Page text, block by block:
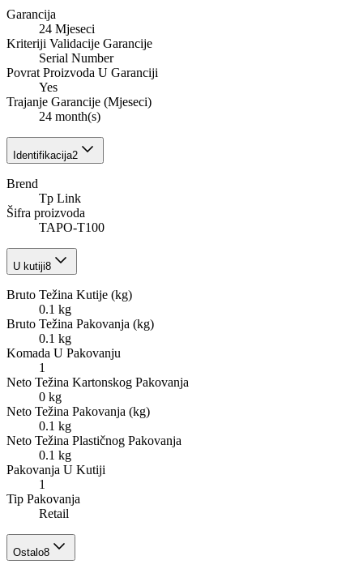
Garancija
24 Mjeseci
Kriteriji Validacije Garancije
Serial Number
Povrat Proizvoda U Garanciji
Yes
Trajanje Garancije (Mjeseci)
24 month(s)
Identifikacija2
Brend
Tp Link
Šifra proizvoda
TAPO-T100
U kutiji8
Bruto Težina Kutije (kg)
0.1 kg
Bruto Težina Pakovanja (kg)
0.1 kg
Komada U Pakovanju
1
Neto Težina Kartonskog Pakovanja
0 kg
Neto Težina Pakovanja (kg)
0.1 kg
Neto Težina Plastičnog Pakovanja
0.1 kg
Pakovanja U Kutiji
1
Tip Pakovanja
Retail
Ostalo8